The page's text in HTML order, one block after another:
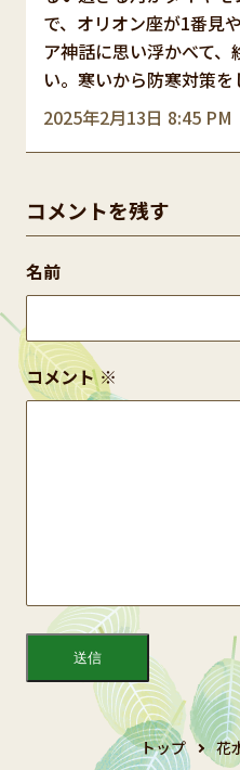
2025年2月13日 8:45 PM
で、オリオン座が1番見
ア神話に思い浮かべて
い。寒いから防寒対策を
コメントを残す
コメント※
名前
トップ 花